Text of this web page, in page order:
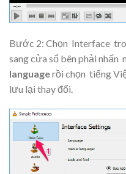
Bước 2: Chọn Interface
sang cửa sổ bên phải nhấn
languagerồi chọn tiếng
lưu lại thay đổi.